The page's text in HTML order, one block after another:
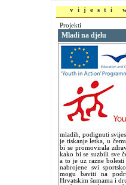
vijesti
Projekti
Mladi na djelu
mladih, podignuti
je tiskanje letka, u
bi se promovirala
kako bi se suzbili sve
a to je uz razne
nabrojene svi
mogu baviti na
Hrvatskim šumama i